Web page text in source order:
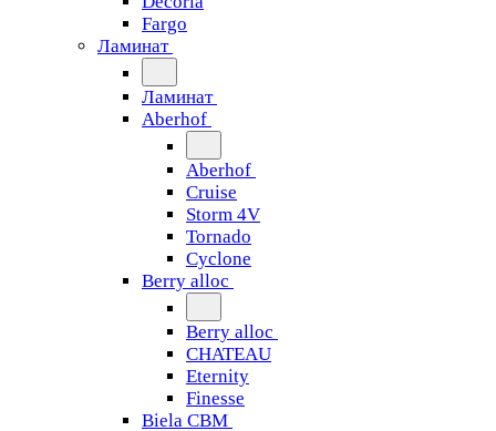
Fargo
Ламинат
Ламинат
Aberhof
Aberhof
Cruise
Storm 4V
Tornado
Сyclone
Berry alloc
Berry alloc
CHATEAU
Eternity
Finesse
Biela CBM